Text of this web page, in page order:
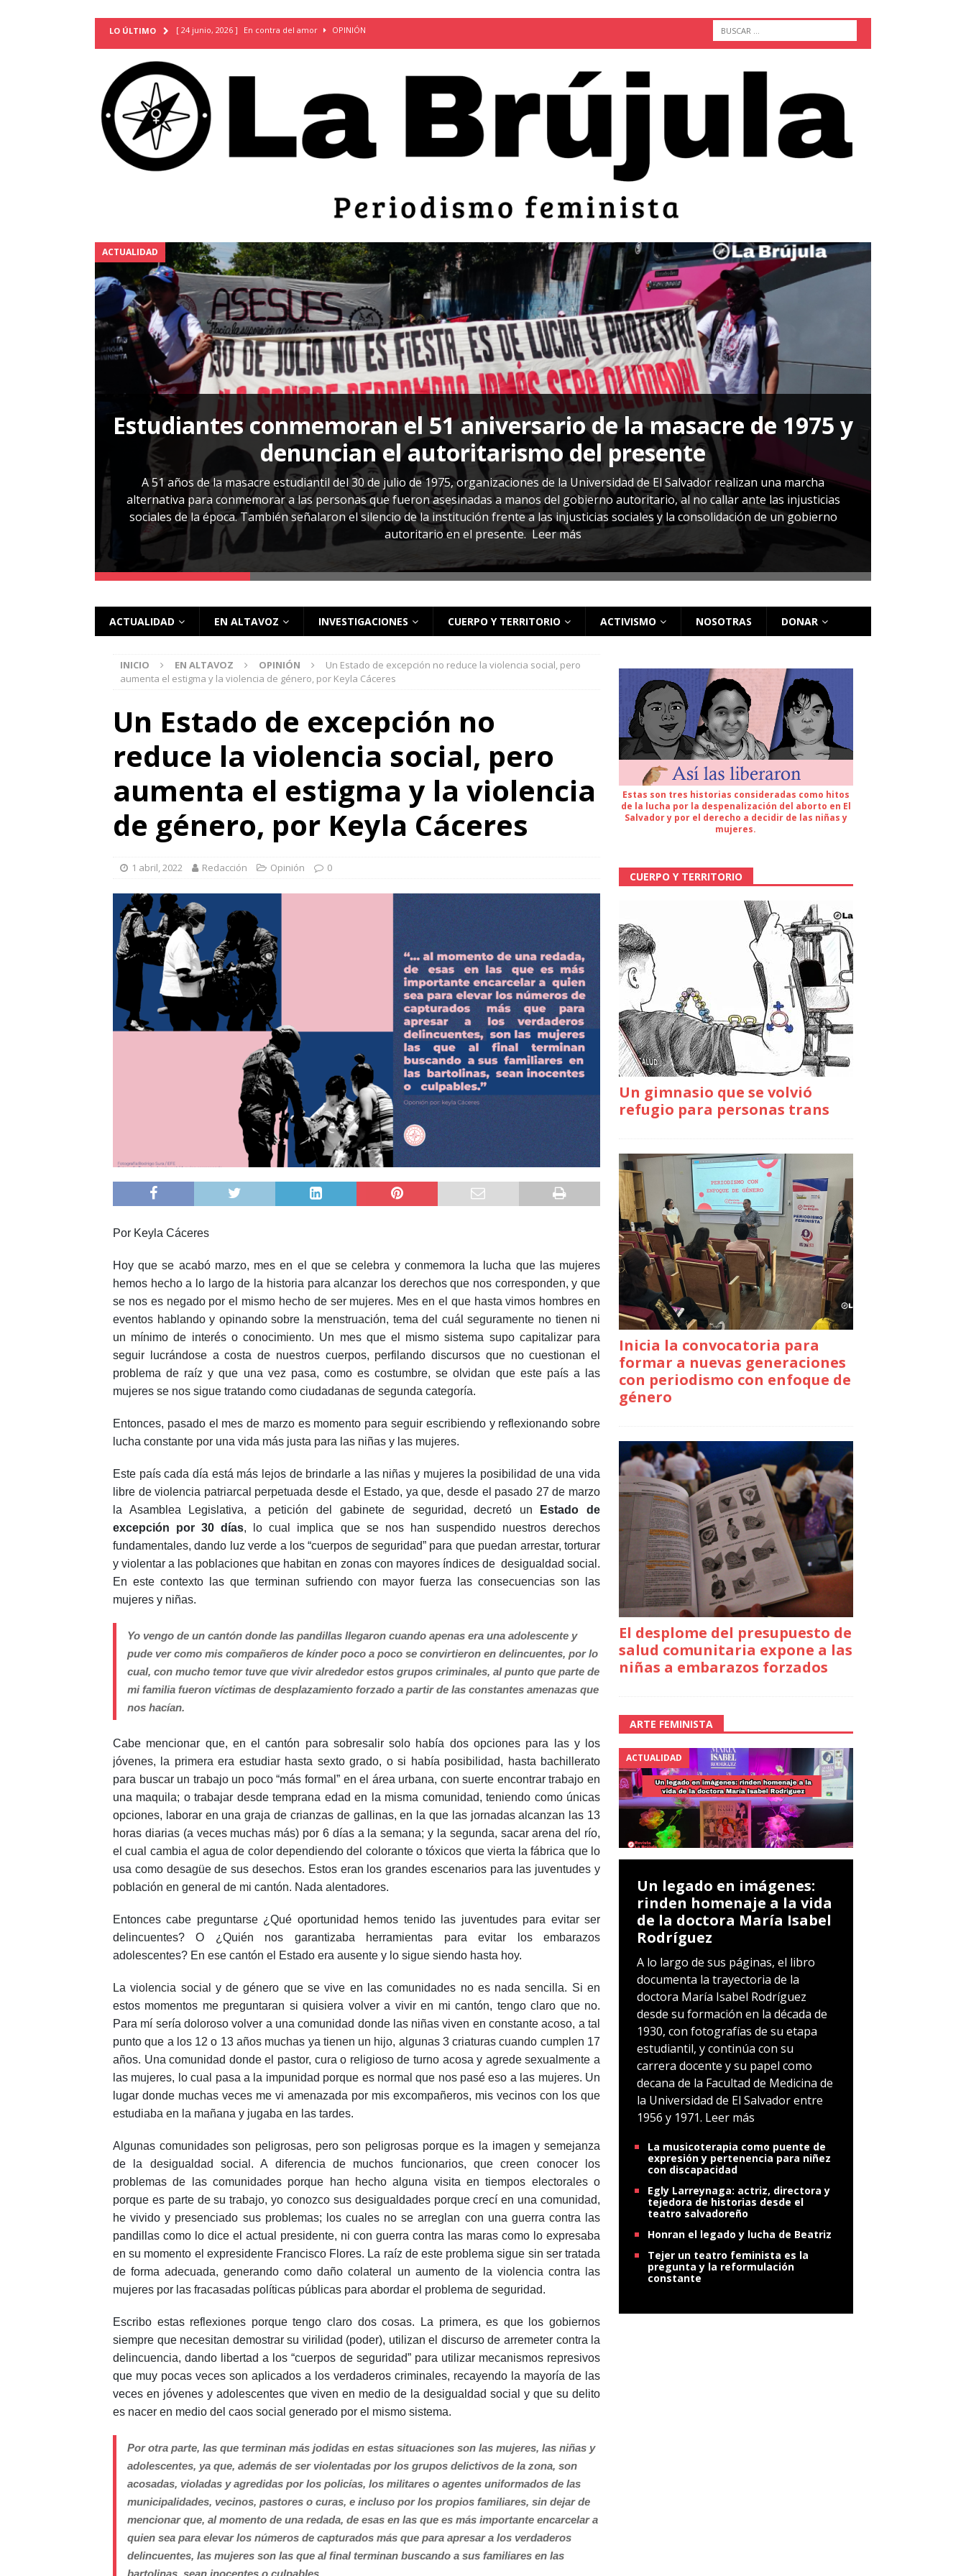
LO ÚLTIMO [ 24 junio, 2026 ] En contra del amor OPINIÓN
TERRITORIO
[ 21 febrero, 2026 ] Cuando la prevención de embarazos en niñas y adolescentes desaparece del territorio
INVESTIGACIONES
[ 31 julio, 2026 ] Estudiantes conmemoran el 51 aniversario de la masacre de 1975 y denuncian el
Piden mantener la libertad provisional de Sandra Leticia Hernández: víctima del régimen de
[ 28 julio, 2026 ] ARENA y FMLN apuestan por mujeres en sus fórmulas presidenciales para 2027
ACTUALIDAD
[ 24 julio, 2026 ] A María Hildaura le falló el Estado OPINIÓN
[ 28 julio, 2026 ] Más allá de los casos: cómo entender el VIH en El Salvador ACTUALIDAD
ACTUALIDAD
Estudiantes conmemoran el 51 aniversario de la masacre de 1975 y
denuncian el autoritarismo del presente
A 51 años de la masacre estudiantil del 30 de julio de 1975, organizaciones de la Universidad de El Salvador realizan una marcha
alternativa para conmemorar a las personas que fueron asesinadas a manos del gobierno autoritario, al no callar ante las injusticias
sociales de la época. También señalaron el silencio de la institución frente a las injusticias sociales y la consolidación de un gobierno
autoritario en el presente.Leer más
ACTUALIDAD EN ALTAVOZ INVESTIGACIONES CUERPO Y TERRITORIO ACTIVISMO NOSOTRAS DONAR
INICIO EN ALTAVOZ OPINIÓN
Un Estado de excepción no reduce la violencia social, pero
aumenta el estigma y la violencia de género, por Keyla Cáceres
Un Estado de excepción no
reduce la violencia social, pero
aumenta el estigma y la violencia
de género, por Keyla Cáceres
1 abril, 2022 Redacción Opinión 0
Por Keyla Cáceres
Hoy que se acabó marzo, mes en el que se celebra y conmemora la lucha que las mujeres
hemos hecho a lo largo de la historia para alcanzar los derechos que nos corresponden, y que
se nos es negado por el mismo hecho de ser mujeres. Mes en el que hasta vimos hombres en
eventos hablando y opinando sobre la menstruación, tema del cuál seguramente no tienen ni
un mínimo de interés o conocimiento. Un mes que el mismo sistema supo capitalizar para
seguir lucrándose a costa de nuestros cuerpos, perfilando discursos que no cuestionan el
problema de raíz y que una vez pasa, como es costumbre, se olvidan que este país a las
mujeres se nos sigue tratando como ciudadanas de segunda categoría.
Entonces, pasado el mes de marzo es momento para seguir escribiendo y reflexionando sobre
lucha constante por una vida más justa para las niñas y las mujeres.
Este país cada día está más lejos de brindarle a las niñas y mujeres la posibilidad de una vida
libre de violencia patriarcal perpetuada desde el Estado, ya que, desde el pasado 27 de marzo
la Asamblea Legislativa, a petición del gabinete de seguridad, decretó un
Estado de
excepción por 30 días, lo cual implica que se nos han suspendido nuestros derechos
fundamentales, dando luz verde a los “cuerpos de seguridad” para que puedan arrestar, torturar
y violentar a las poblaciones que habitan en zonas con mayores índices de desigualdad social.
En este contexto las que terminan sufriendo con mayor fuerza las consecuencias son las
mujeres y niñas.
Yo vengo de un cantón donde las pandillas llegaron cuando apenas era una adolescente y
pude ver como mis compañeros de kínder poco a poco se convirtieron en delincuentes, por lo
cual, con mucho temor tuve que vivir alrededor estos grupos criminales, al punto que parte de
mi familia fueron víctimas de desplazamiento forzado a partir de las constantes amenazas que
nos hacían.
Cabe mencionar que, en el cantón para sobresalir solo había dos opciones para las y los
jóvenes, la primera era estudiar hasta sexto grado, o si había posibilidad, hasta bachillerato
para buscar un trabajo un poco “más formal” en el área urbana, con suerte encontrar trabajo en
una maquila; o trabajar desde temprana edad en la misma comunidad, teniendo como únicas
opciones, laborar en una graja de crianzas de gallinas, en la que las jornadas alcanzan las 13
horas diarias (a veces muchas más) por 6 días a la semana; y la segunda, sacar arena del río,
el cual cambia el agua de color dependiendo del colorante o tóxicos que vierta la fábrica que lo
usa como desagüe de sus desechos. Estos eran los grandes escenarios para las juventudes y
población en general de mi cantón. Nada alentadores.
Entonces cabe preguntarse ¿Qué oportunidad hemos tenido las juventudes para evitar ser
delincuentes? O ¿Quién nos garantizaba herramientas para evitar los embarazos
adolescentes? En ese cantón el Estado era ausente y lo sigue siendo hasta hoy.
La violencia social y de género que se vive en las comunidades no es nada sencilla. Si en
estos momentos me preguntaran si quisiera volver a vivir en mi cantón, tengo claro que no.
Para mí sería doloroso volver a una comunidad donde las niñas viven en constante acoso, a tal
punto que a los 12 o 13 años muchas ya tienen un hijo, algunas 3 criaturas cuando cumplen 17
años. Una comunidad donde el pastor, cura o religioso de turno acosa y agrede sexualmente a
las mujeres, lo cual pasa a la impunidad porque es normal que nos pasé eso a las mujeres. Un
lugar donde muchas veces me vi amenazada por mis excompañeros, mis vecinos con los que
estudiaba en la mañana y jugaba en las tardes.
Algunas comunidades son peligrosas, pero son peligrosas porque es la imagen y semejanza
de la desigualdad social. A diferencia de muchos funcionarios, que creen conocer los
problemas de las comunidades porque han hecho alguna visita en tiempos electorales o
porque es parte de su trabajo, yo conozco sus desigualdades porque crecí en una comunidad,
he vivido y presenciado sus problemas; los cuales no se arreglan con una guerra contra las
pandillas como lo dice el actual presidente, ni con guerra contra las maras como lo expresaba
en su momento el expresidente Francisco Flores. La raíz de este problema sigue sin ser tratada
de forma adecuada, generando como daño colateral un aumento de la violencia contra las
mujeres por las fracasadas políticas públicas para abordar el problema de seguridad.
Escribo estas reflexiones porque tengo claro dos cosas. La primera, es que los gobiernos
siempre que necesitan demostrar su virilidad (poder), utilizan el discurso de arremeter contra la
delincuencia, dando libertad a los “cuerpos de seguridad” para utilizar mecanismos represivos
que muy pocas veces son aplicados a los verdaderos criminales, recayendo la mayoría de las
veces en jóvenes y adolescentes que viven en medio de la desigualdad social y que su delito
es nacer en medio del caos social generado por el mismo sistema.
Por otra parte, las que terminan más jodidas en estas situaciones son las mujeres, las niñas y
adolescentes, ya que, además de ser violentadas por los grupos delictivos de la zona, son
acosadas, violadas y agredidas por los policías, los militares o agentes uniformados de las
municipalidades, vecinos, pastores o curas, e incluso por los propios familiares, sin dejar de
mencionar que, al momento de una redada, de esas en las que es más importante encarcelar a
quien sea para elevar los números de capturados más que para apresar a los verdaderos
delincuentes, las mujeres son las que al final terminan buscando a sus familiares en las
Estas son tres historias consideradas como hitos
de la lucha por la despenalización del aborto en El
Salvador y por el derecho a decidir de las niñas y
mujeres.
CUERPO Y TERRITORIO
Un gimnasio que se volvió
refugio para personas trans
Inicia la convocatoria para
formar a nuevas generaciones
con periodismo con enfoque de
género
El desplome del presupuesto de
salud comunitaria expone a las
niñas a embarazos forzados
ARTE FEMINISTA
ACTUALIDAD
Un legado en imágenes:
rinden homenaje a la vida
de la doctora María Isabel
Rodríguez
A lo largo de sus páginas, el libro
documenta la trayectoria de la
doctora María Isabel Rodríguez
desde su formación en la década de
1930, con fotografías de su etapa
estudiantil, y continúa con su
carrera docente y su papel como
decana de la Facultad de Medicina de
la Universidad de El Salvador entre
1956 y 1971. Leer más
La musicoterapia como puente de
expresión y pertenencia para niñez
con discapacidad
Egly Larreynaga: actriz, directora y
tejedora de historias desde el
teatro salvadoreño
Honran el legado y lucha de Beatriz
Tejer un teatro feminista es la
pregunta y la reformulación
constante